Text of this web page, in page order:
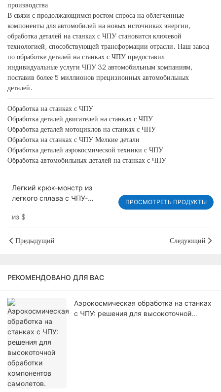
производства
В связи с продолжающимся ростом спроса на облегченные
компоненты для автомобилей на новых источниках энергии,
обработка деталей на станках с ЧПУ становится ключевой
технологией, способствующей трансформации отрасли. Наш завод
по обработке деталей на станках с ЧПУ предоставил
индивидуальные услуги ЧПУ 32 автомобильным компаниям,
поставив более 5 миллионов прецизионных автомобильных
деталей.
Обработка на станках с ЧПУ
Обработка деталей двигателей на станках с ЧПУ
Обработка деталей мотоциклов на станках с ЧПУ
Обработка на станках с ЧПУ Мелкие детали
Обработка деталей аэрокосмической техники с ЧПУ
Обработка автомобильных деталей на станках с ЧПУ
Легкий крюк-монстр из
легкого сплава с ЧПУ-
крюк для лебедки для
внедорожника Wrangler 4X4
из $
ПРОСМОТРЕТЬ ПРОДУКТЫ
Предыдущий Следующий
РЕКОМЕНДОВАНО ДЛЯ ВАС
Аэрокосмическая обработка на станках
с ЧПУ: решения для высокоточной